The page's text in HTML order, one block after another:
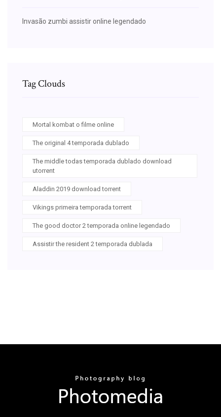
Invasão zumbi assistir online legendado
Tag Clouds
Mortal kombat o filme online
The original 4 temporada dublado
The middle todas temporada dublado download
utorrent
Aladdin 2019 download torrent
Vikings primeira temporada torrent
The good doctor 2 temporada online legendado
Assistir the resident 2 temporada dublada